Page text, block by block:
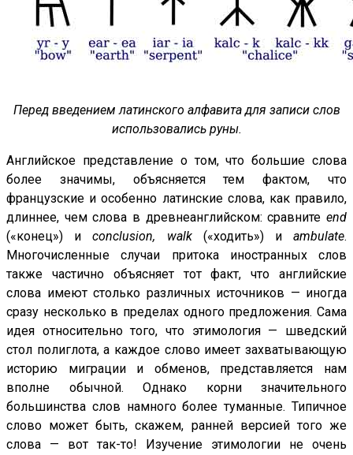
Перед введением латинского алфавита для записи слов
использовались руны.
Английское представление о том, что большие слова
более значимы, объясняется тем фактом, что
французские и особенно латинские слова, как правило,
длиннее, чем слова в древнеанглийском: сравните end
(«конец») иconclusion, walk(«ходить») иambulate.
Многочисленные случаи притока иностранных слов
также частично объясняет тот факт, что английские
слова имеют столько различных источников — иногда
сразу несколько в пределах одного предложения. Сама
идея относительно того, что этимология — шведский
стол полиглота, а каждое слово имеет захватывающую
историю миграции и обменов, представляется нам
вполне обычной. Однако корни значительного
большинства слов намного более туманные. Типичное
слово может быть, скажем, ранней версией того же
слова — вот так-то! Изучение этимологии не очень